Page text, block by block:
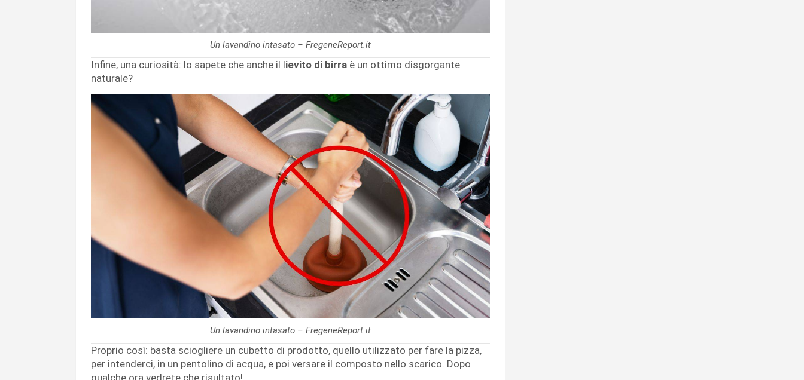
Un lavandino intasato – FregeneReport.it
Infine, una curiosità: lo sapete che anche il lievito di birra è un ottimo disgorgante
naturale?
Un lavandino intasato – FregeneReport.it
Proprio così: basta sciogliere un cubetto di prodotto, quello utilizzato per fare la pizza,
per intenderci, in un pentolino di acqua, e poi versare il composto nello scarico. Dopo